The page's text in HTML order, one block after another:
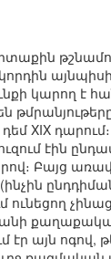
կարող է
են
XIX
էին
Բայց
ունեցող
ոգով,